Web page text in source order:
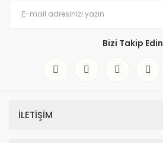
Bizi Takip Edin
İLETİŞİM